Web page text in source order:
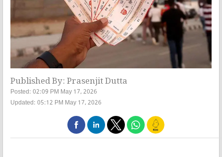
Published By: Prasenjit Dutta
Posted: 02:09 PM May 17, 2026
Updated: 05:12 PM May 17, 2026